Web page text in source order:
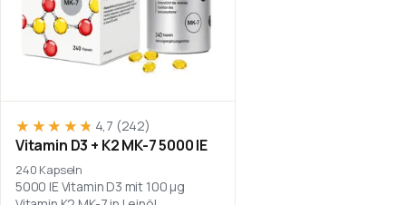
★★★★★
★★★★★ 4,7 (242)
Vitamin D3 + K2 MK-7 5000 IE
240 Kapseln
5000 IE Vitamin D3 mit 100 µg